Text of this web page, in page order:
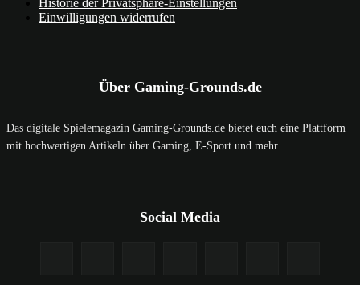
Historie der Privatsphäre-Einstellungen
Einwilligungen widerrufen
Über Gaming-Grounds.de
Das digitale Spielemagazin Gaming-Grounds.de bietet euch eine Plattform
mit hochwertigen Artikeln über Gaming, E-Sport und mehr.
Social Media